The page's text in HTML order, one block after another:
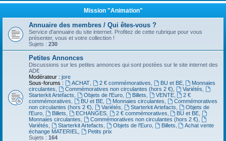
Mission "Animation"
Annuaire des membres / Qui êtes-vous ?
Service d'annuaire du site internet. Profitez de cette rubrique pour vous
présenter, vous et votre collection !
Sujets : 230
Petites Annonces
Discussions sur les petites annonces qui sont postées sur le site internet des
AD€
Modérateur : jore
Sous-forums :
ACHAT, 2 € commémoratives BU et BE,
Monnaies
circulantes
Commémoratives non circulantes (hors 2 €) Variétés
Starterkit Artefacts
Objets de l'Euro, Billets VENTE,
2 €
commémoratives
BU et BE, Monnaies circulantes
Commémoratives
non circulantes (hors 2 €)
Variétés Starterkit Artefacts
Objets de
l'Euro
Billets ECHANGES, 2 € commémoratives BU et BE
Monnaies circulantes
Commémoratives non circulantes (hors 2 €)
Variétés
Starterkit Artefacts Objets de l'Euro, Billets
Achat vente
échange MATERIEL
Petits prix
Sujets : 164